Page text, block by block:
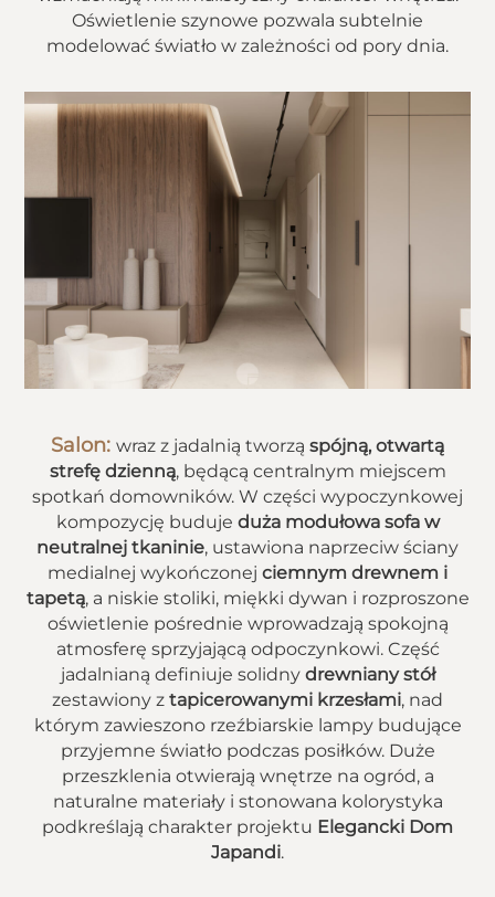
Oświetlenie szynowe pozwala subtelnie
modelować światło w zależności od pory dnia.
Salon: wraz z jadalnią tworzą spójną, otwartą
strefę dzienną, będącą centralnym miejscem
spotkań domowników. W części wypoczynkowej
kompozycję buduje duża modułowa sofa w
neutralnej tkaninie, ustawiona naprzeciw ściany
medialnej wykończonej ciemnym drewnem i
tapetą, a niskie stoliki, miękki dywan i rozproszone
oświetlenie pośrednie wprowadzają spokojną
atmosferę sprzyjającą odpoczynkowi. Część
jadalnianą definiuje solidny drewniany stół
zestawiony z tapicerowanymi krzesłami, nad
którym zawieszono rzeźbiarskie lampy budujące
przyjemne światło podczas posiłków. Duże
przeszklenia otwierają wnętrze na ogród, a
naturalne materiały i stonowana kolorystyka
podkreślają charakter projektu Elegancki Dom
Japandi.